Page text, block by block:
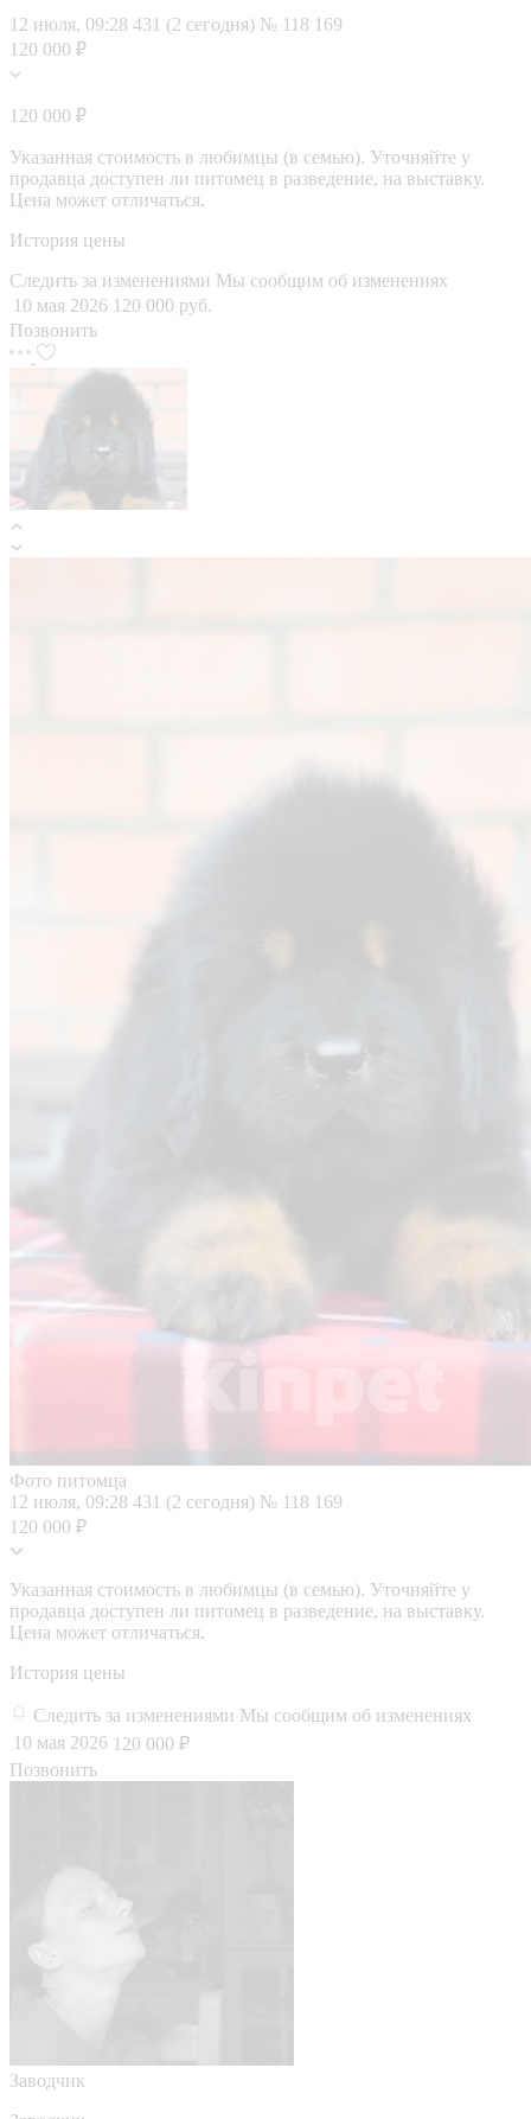
12 июля, 09:28 431 (2 сегодня) № 118 169
120 000 ₽
120 000 ₽
Указанная стоимость в любимцы (в семью). Уточняйте у
продавца доступен ли питомец в разведение, на выставку.
Цена может отличаться.
История цены
Следить за изменениями Мы сообщим об изменениях
10 мая 2026 120 000 руб.
Позвонить
Фото питомца
12 июля, 09:28 431 (2 сегодня) № 118 169
120 000 ₽
Указанная стоимость в любимцы (в семью). Уточняйте у
продавца доступен ли питомец в разведение, на выставку.
Цена может отличаться.
История цены
Следить за изменениями Мы сообщим об изменениях
10 мая 2026 120 000 ₽
Позвонить
Заводчик